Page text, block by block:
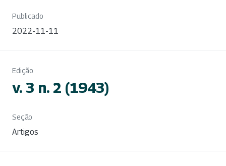
Publicado
2022-11-11
Edição
v. 3 n. 2 (1943)
Seção
Artigos